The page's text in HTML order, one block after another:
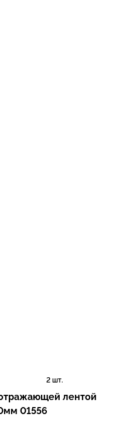
2 шт.
лентой
01556